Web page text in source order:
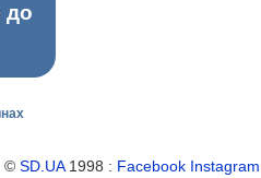
до
©SD.UA1998 : Facebook Instagram